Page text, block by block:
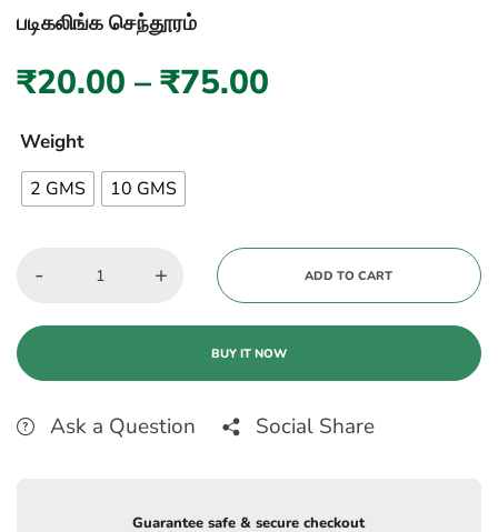
படிகலிங்க செந்தூரம்
₹20.00 –₹75.00
Weight
2 GMS 10 GMS
- + ADD TO CART
BUY IT NOW
Ask a Question Social Share
Guarantee safe & secure checkout